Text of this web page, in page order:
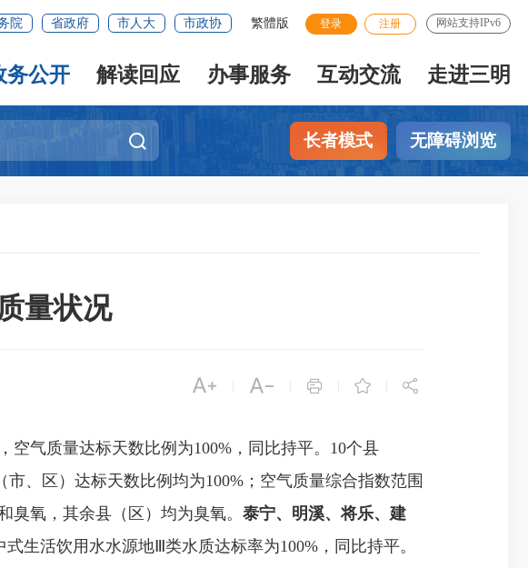
院 省政府 市人大 市政协 繁體版 登录 注册 网站支持IPv6
务公开 解读回应 办事服务 互动交流 走进三明
长者模式 无障碍浏览
量状况
    
气质量达标天数比例为100%，同比持平。10个县
、区）达标天数比例均为100%；空气质量综合指数范围
臭氧，其余县（区）均为臭氧。 泰宁、明溪、将乐、 建
生活饮用水水源地Ⅲ类水质达标率为100%，同比持平。